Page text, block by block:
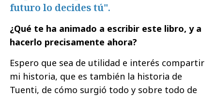
futuro lo decides tú".
¿Qué te ha animado a escribir este libro, y a
hacerlo precisamente ahora?
Espero que sea de utilidad e interés compartir
mi historia, que es también la historia de
Tuenti, de cómo surgió todo y sobre todo de